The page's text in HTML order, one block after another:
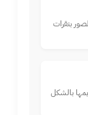
بنقرات
بالشكل